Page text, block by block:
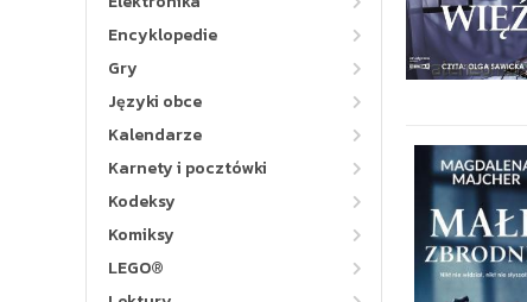
Encyklopedie
Gry
Języki obce
Kalendarze
Karnety i pocztówki
Kodeksy
Komiksy
LEGO®